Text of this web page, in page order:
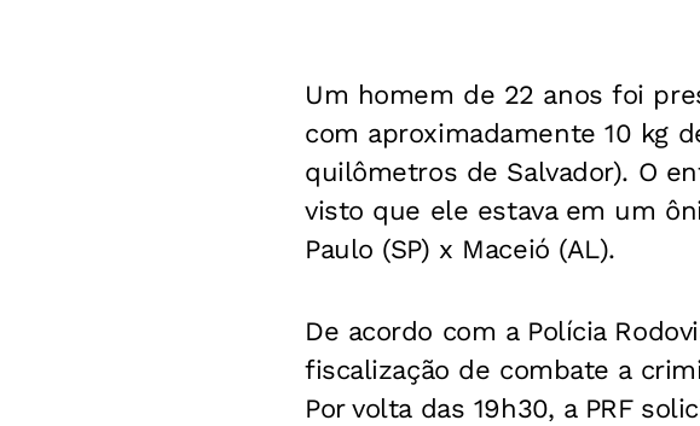
Um homem de 22 anos foi
com aproximadamente 10 kg
quilômetros de Salvador). O
visto que ele estava em um
Paulo (SP) x Maceió (AL).
De acordo com a Polícia
fiscalização de combate a
Por volta das 19h30, a PRF